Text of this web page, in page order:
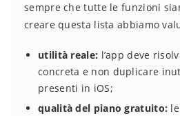
sempre che tutte le funzioni
creare questa lista abbiamo
utilità reale: l’app deve
concreta e non duplicare
presenti in iOS;
qualità del piano gratuito: